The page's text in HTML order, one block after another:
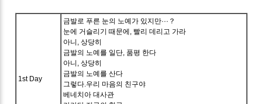
1st Day
금발로 푸른 눈의 노예가 있지만···？
눈에 거슬리기 때문에, 빨리 데리고 가라
아니, 상당히
금발의 노예를 일단, 품평 한다
아니, 상당히
금발의 노예를 산다
그렇다.우리 마음의 친구야
베네치아 대사관